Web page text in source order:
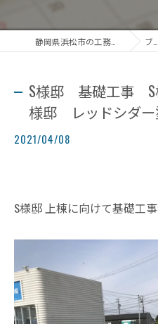
ブログ
S様邸 基礎工事
様邸 レッドシダー
2021/04/08
S様邸 上棟に向けて基礎工